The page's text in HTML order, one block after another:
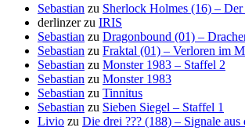
Sebastian zu Sherlock Holmes (16) –
derlinzerzu IRIS
Sebastian zu Dragonbound (01) –
Sebastian zu Fraktal (01) – Verloren im
Sebastian zu Monster 1983 – Staffel 2
Sebastian zu Monster 1983
Sebastian zu Tinnitus
Sebastian zu Sieben Siegel – Staffel 1
Livio zu Die drei ??? (188) – Signale aus